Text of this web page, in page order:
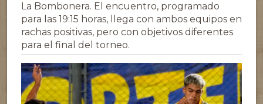
La Bombonera. El encuentro, programado
para las 19:15 horas, llega con ambos equipos en
rachas positivas, pero con objetivos diferentes
para el final del torneo.